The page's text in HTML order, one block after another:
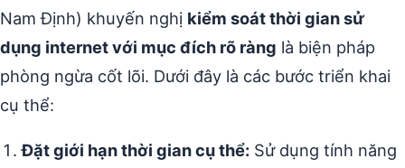
Nam Định) khuyến nghị kiểm soát thời gian sử
dụng internet với mục đích rõ ràng là biện pháp
phòng ngừa cốt lõi. Dưới đây là các bước triển khai
cụ thể:
Đặt giới hạn thời gian cụ thể: Sử dụng tính năng